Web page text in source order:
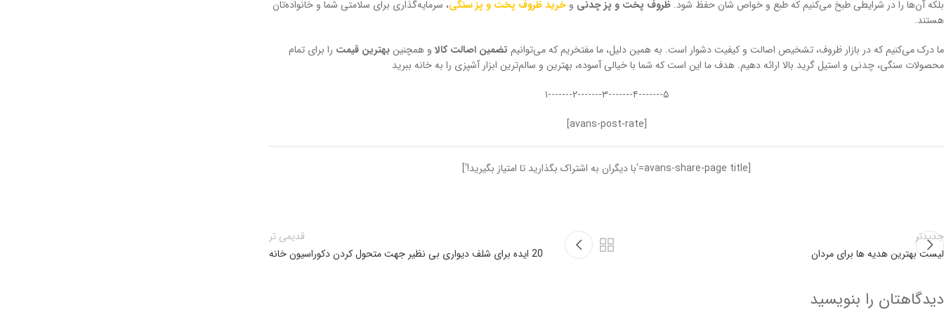
بلکه آن‌ها را در شرایطی طبخ می‌کنیم که طبع و خواص شان حفظ شود. ظروف پخت و پز چدنی و خرید ظروف پخت و پز سنگی، سرمایه‌گذاری برای سلامتی شما و خانواده‌تان
هستند.
ما درک می‌کنیم که در بازار ظروف، تشخیص اصالت و کیفیت دشوار است. به همین دلیل، ما مفتخریم که می‌توانیم تضمین اصالت کالا و همچنینبهترین قیمت را برای تمام
محصولات سنگی، چدنی و استیل گرید بالا ارائه دهیم. هدف ما این است که شما با خیالی آسوده، بهترین و سالم‌ترین ابزار آشپزی را به خانه ببرید
۵-------۴-------۳-------۲-------۱
[avans-post-rate]
[avans-share-page title='با دیگران به اشتراک بگذارید تا امتیاز بگیرید!']
جدیدتر
لیست بهترین هدیه ها برای مردان
قدیمی تر
20 ایده برای شلف دیواری بی نظیر جهت متحول کردن دکوراسیون خانه
دیدگاهتان را بنویسید